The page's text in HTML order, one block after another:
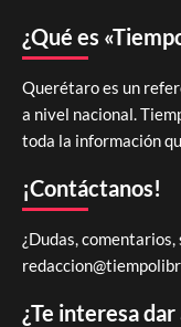
¿Qué es
Querétaro es un
a nivel nacional.
toda la información
¡Contáctanos!
¿Dudas,
¿Te interesa